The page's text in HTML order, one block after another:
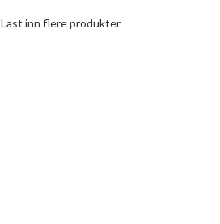
Last inn flere produkter